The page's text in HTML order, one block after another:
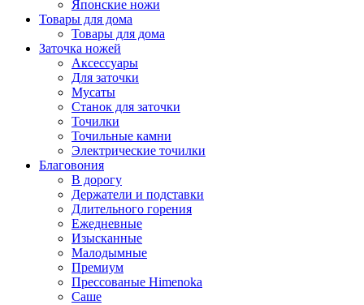
Японские ножи
Товары для дома
Товары для дома
Заточка ножей
Аксессуары
Для заточки
Мусаты
Станок для заточки
Точилки
Точильные камни
Электрические точилки
Благовония
В дорогу
Держатели и подставки
Длительного горения
Ежедневные
Изысканные
Малодымные
Премиум
Прессованые Himenoka
Саше